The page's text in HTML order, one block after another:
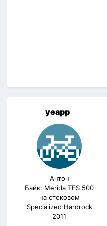
yeapp
Антон
Байк: Merida TFS 500
на стоковом
Specialized Hardrock
2011